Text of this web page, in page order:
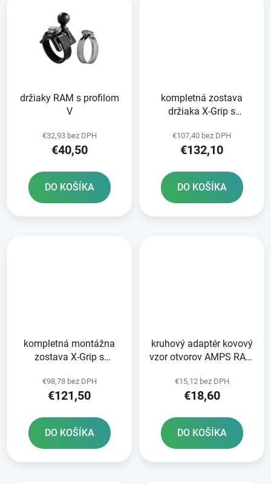
držiaky RAM s profilom
V
€32,93 bez DPH
€40,50
DO KOŠÍKA
kompletná zostava
držiaka X-Grip s
pákou/držiakom
letmého kolesa RAM
€107,40 bez DPH
€132,10
DO KOŠÍKA
kompletná montážna
zostava X-Grip s
upevnenie na krk
riadidiel motocykla
€98,78 bez DPH
€121,50
DO KOŠÍKA
kruhový adaptér kovový
vzor otvorov AMPS RAM
€15,12 bez DPH
€18,60
DO KOŠÍKA